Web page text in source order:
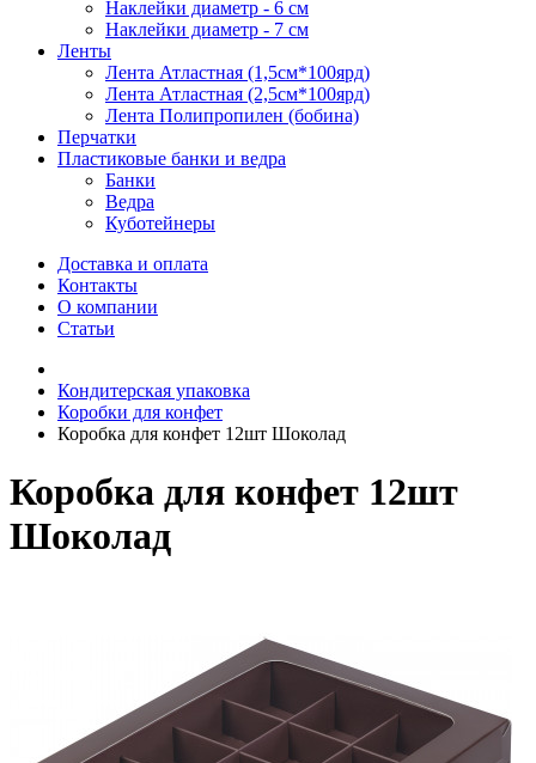
Наклейки диаметр - 6 см
Наклейки диаметр - 7 см
Ленты
Лента Атластная (1,5см*100ярд)
Лента Атластная (2,5см*100ярд)
Лента Полипропилен (бобина)
Перчатки
Пластиковые банки и ведра
Банки
Ведра
Куботейнеры
Доставка и оплата
Контакты
О компании
Статьи
Кондитерская упаковка
Коробки для конфет
Коробка для конфет 12шт Шоколад
Коробка для конфет 12шт
Шоколад